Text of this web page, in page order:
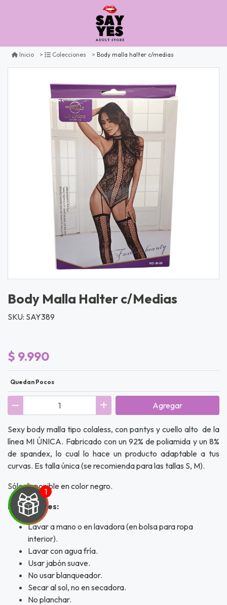
Inicio Colecciones Body malla halter c/medias
Body Malla Halter c/Medias
SKU: SAY389
$ 9.990
Quedan Pocos
Agregar
Sexy body malla tipo colaless, con pantys y cuello alto de la
línea MI ÚNICA. Fabricado con un 92% de poliamida y un 8%
de spandex, lo cual lo hace un producto adaptable a tus
curvas. Es talla única (se recomienda para las tallas S, M).
Sólo disponible en color negro.
Indicaciones:
Lavar a mano o en lavadora (en bolsa para ropa
interior).
Lavar con agua fría.
Usar jabón suave.
No usar blanqueador.
Secar al sol, no en secadora.
No planchar.